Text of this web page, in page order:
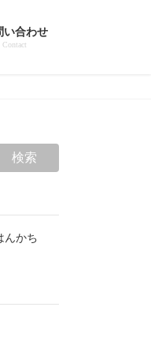
い合わせ
Contact
んかち